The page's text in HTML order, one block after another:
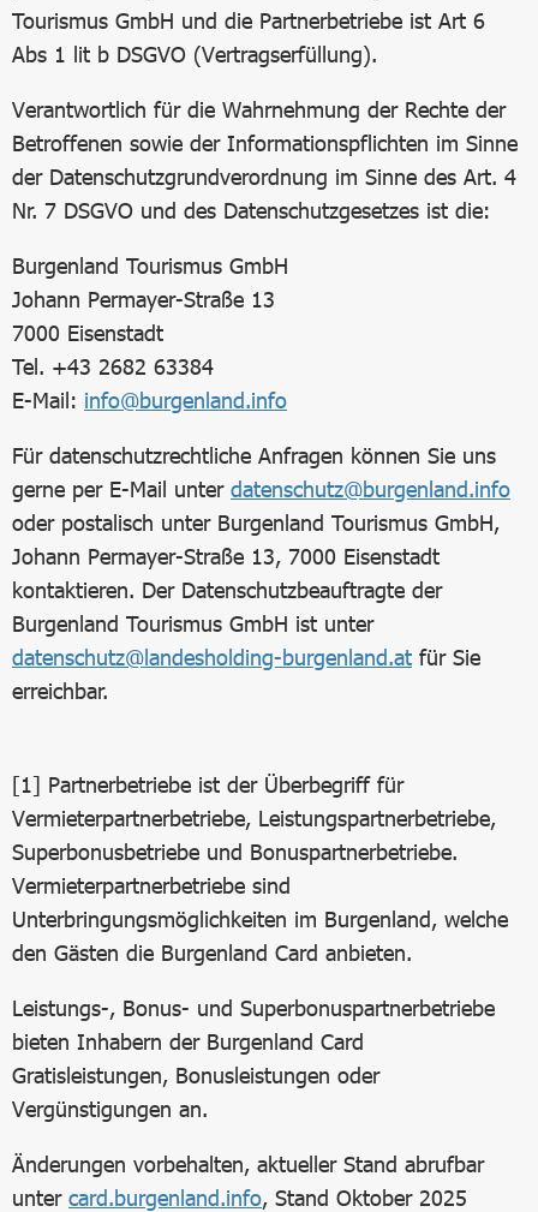
Tourismus GmbH und die Partnerbetriebe ist Art 6
Abs 1 lit b DSGVO (Vertragserfüllung).
Verantwortlich für die Wahrnehmung der Rechte der
Betroffenen sowie der Informationspflichten im Sinne
der Datenschutzgrundverordnung im Sinne des Art. 4
Nr. 7 DSGVO und des Datenschutzgesetzes ist die:
Burgenland Tourismus GmbH
Johann Permayer-Straße 13
7000 Eisenstadt
Tel. +43 2682 63384
E-Mail: info@burgenland.info
Für datenschutzrechtliche Anfragen können Sie uns
gerne per E-Mail unter datenschutz@burgenland.info
oder postalisch unter Burgenland Tourismus GmbH,
Johann Permayer-Straße 13, 7000 Eisenstadt
kontaktieren. Der Datenschutzbeauftragte der
Burgenland Tourismus GmbH ist unter
datenschutz@landesholding-burgenland.at für Sie
erreichbar.
[1] Partnerbetriebe ist der Überbegriff für
Vermieterpartnerbetriebe, Leistungspartnerbetriebe,
Superbonusbetriebe und Bonuspartnerbetriebe.
Vermieterpartnerbetriebe sind
Unterbringungsmöglichkeiten im Burgenland, welche
den Gästen die Burgenland Card anbieten.
Leistungs-, Bonus- und Superbonuspartnerbetriebe
bieten Inhabern der Burgenland Card
Gratisleistungen, Bonusleistungen oder
Vergünstigungen an.
Änderungen vorbehalten, aktueller Stand abrufbar
unter card.burgenland.info, Stand Oktober 2025